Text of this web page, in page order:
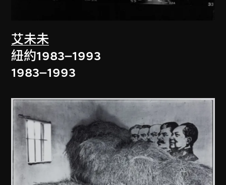
艾未未
紐約1983–1993
1983–1993